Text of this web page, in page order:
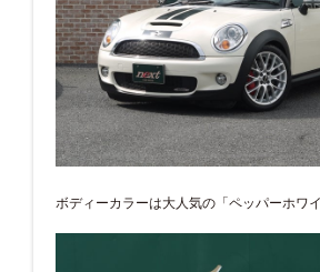
ボディーカラーは大人気の「ペッパーホワ